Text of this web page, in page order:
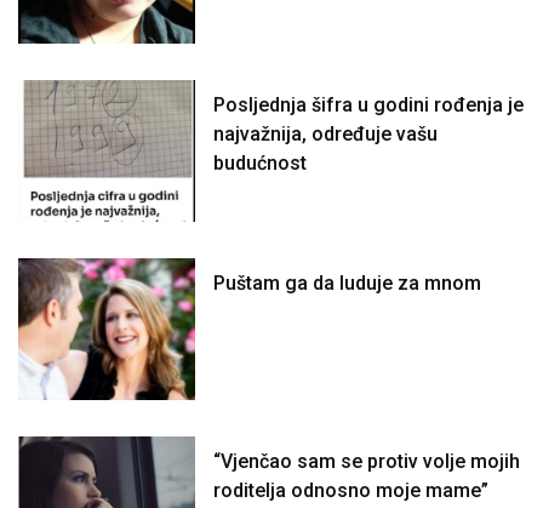
Posljednja šifra u godini rođenja je
najvažnija, određuje vašu
budućnost
Puštam ga da luduje za mnom
“Vjenčao sam se protiv volje mojih
roditelja odnosno moje mame”